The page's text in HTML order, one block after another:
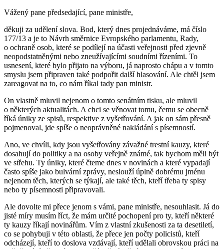
Vážený pane předsedající, pane ministře,
děkuji za udělení slova. Bod, který dnes projednáváme, má číslo
177/13 a je to Návrh směrnice Evropského parlamentu, Rady,
o ochraně osob, které se podílejí na účasti veřejnosti před zjevně
neopodstatněnými nebo zneužívajícími soudními řízeními. To
usnesení, které bylo přijato na výboru, já naprosto chápu a v tomto
smyslu jsem připraven také podpořit další hlasování. Ale chtěl jsem
zareagovat na to, co nám říkal tady pan ministr.
On vlastně mluvil nejenom o tomto senátním tisku, ale mluvil
o některých aktualitách. A chci se věnovat tomu, čemu se obecně
říká úniky ze spisů, respektive z vyšetřování. A jak on sám přesně
pojmenoval, jde spíše o neoprávněné nakládání s písemností.
Ano, ve chvíli, kdy jsou vyšetřovány závažné trestní kauzy, které
dosahují do politiky a na osoby veřejně známé, tak bychom měli být
ve střehu. Ty úniky, které čteme dnes v novinách a které vypadají
často spíše jako bulvární zprávy, neslouží úplně dobrému jménu
nejenom těch, kterých se týkají, ale také těch, kteří třeba ty spisy
nebo ty písemnosti připravovali.
Ale dovolte mi přece jenom s vámi, pane ministře, nesouhlasit. Já do
jisté míry musím říct, že mám určité pochopení pro ty, kteří některé
ty kauzy říkají novinářům. Vím z vlastní zkušenosti za ta desetiletí,
co se pohybuji v této oblasti, že přece jen počty policistů, kteří
odcházejí, kteří to doslova vzdávají, kteří udělali obrovskou práci na